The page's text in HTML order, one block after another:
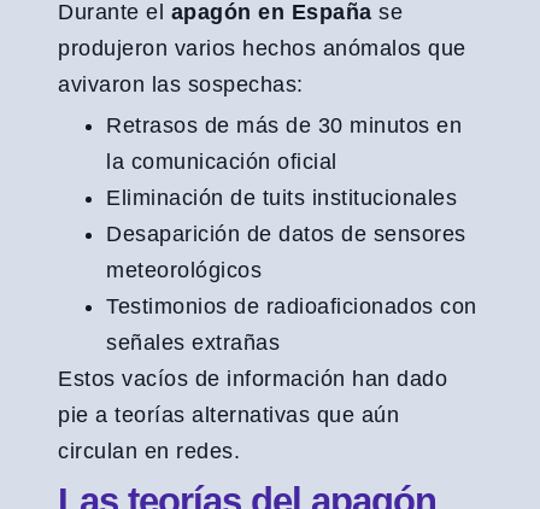
Durante el apagón en España se
produjeron varios hechos anómalos que
avivaron las sospechas:
Retrasos de más de 30 minutos en
la comunicación oficial
Eliminación de tuits institucionales
Desaparición de datos de sensores
meteorológicos
Testimonios de radioaficionados con
señales extrañas
Estos vacíos de información han dado
pie a teorías alternativas que aún
circulan en redes.